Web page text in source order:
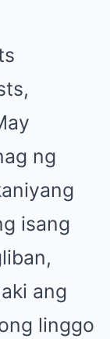
ng
isang
ang
linggo